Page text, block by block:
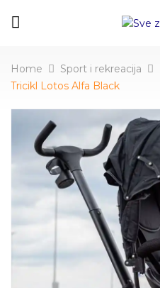
Home Sport i rekreacija
Tricikl Lotos Alfa Black